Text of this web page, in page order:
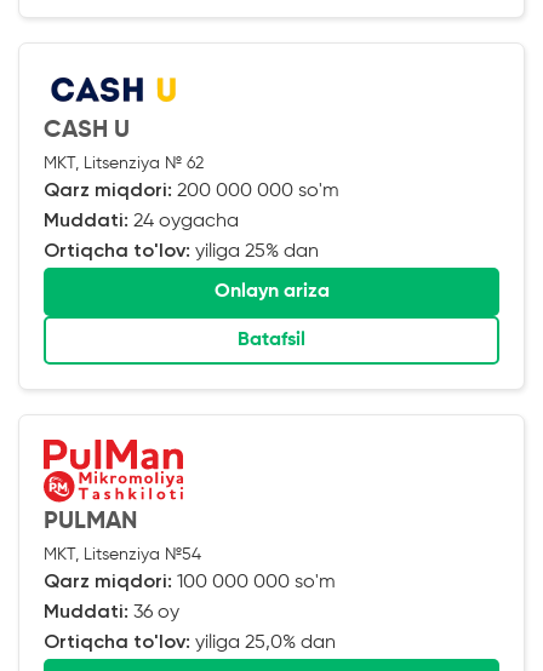
CASH U
MKT, Litsenziya № 62
Qarz miqdori: 200 000 000 so'm
Muddati: 24 oygacha
Ortiqcha to'lov: yiliga 25% dan
Onlayn ariza
Batafsil
PULMAN
MKT, Litsenziya №54
Qarz miqdori: 100 000 000 so'm
Muddati: 36 oy
Ortiqcha to'lov: yiliga 25,0% dan